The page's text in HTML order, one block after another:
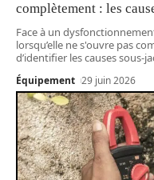
complètement : les
Face à un
lorsqu’elle ne s'ouvre pas
d’identifier les causes sous-
Équipement 29 juin 2026